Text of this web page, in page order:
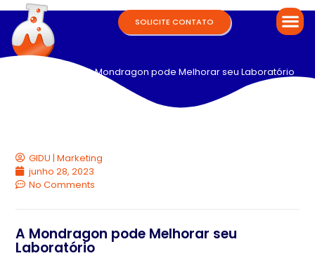
SOLICITE CONTATO
/ A Mondragon pode Melhorar seu Laboratório
GIDU | Marketing
junho 28, 2023
No Comments
A Mondragon pode Melhorar seu
Laboratório